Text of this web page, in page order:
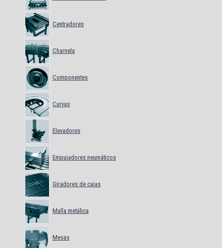
Centradores
Charnela
Componentes
Curvas
Elevadores
Empujadores neumáticos
Giradores de cajas
Malla metálica
Mesas